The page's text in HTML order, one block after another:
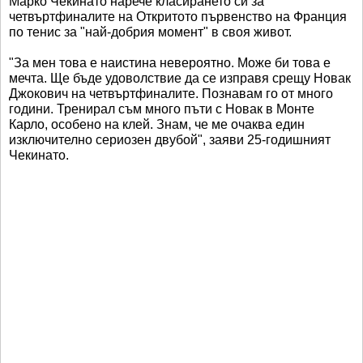
четвъртфиналите на Откритото първенство на Франция
по тенис за "най-добрия момент" в своя живот.
"За мен това е наистина невероятно. Може би това е
мечта. Ще бъде удоволствие да се изправя срещу Новак
Джокович на четвъртфиналите. Познавам го от много
години. Тренирал съм много пъти с Новак в Монте
Карло, особено на клей. Знам, че ме очаква един
изключително сериозен двубой", заяви 25-годишният
Чекинато.